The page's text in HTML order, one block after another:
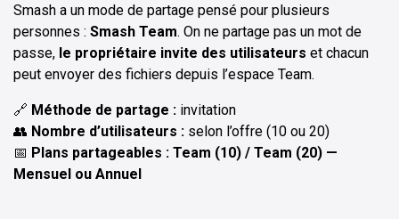
Smash a un mode de partage pensé pour plusieurs
personnes : Smash Team. On ne partage pas un mot de
passe, le propriétaire invite des utilisateurs et chacun
peut envoyer des fichiers depuis l’espace Team.
🔗 Méthode de partage : invitation
👥 Nombre d’utilisateurs : selon l’offre (10 ou 20)
📅 Plans partageables : Team (10) / Team (20) —
Mensuel ou Annuel